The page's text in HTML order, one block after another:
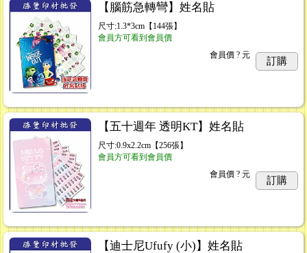
【腦筋急轉彎】姓名貼
尺寸:1.3*3cm【144張】
會員方可看到會員價
會員價 ? 元
訂購
【五十週年 透明KT】姓名貼
尺寸:0.9x2.2cm【256張】
會員方可看到會員價
會員價 ? 元
訂購
【迪士尼Ufufy (小)】姓名貼